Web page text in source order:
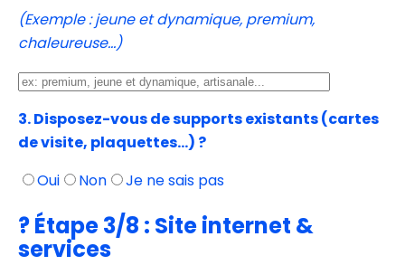
(Exemple : jeune et dynamique, premium,
chaleureuse…)
3. Disposez-vous de supports existants (cartes
de visite, plaquettes...) ?
Oui
Non Je ne sais pas
? Étape 3/8 : Site internet &
services